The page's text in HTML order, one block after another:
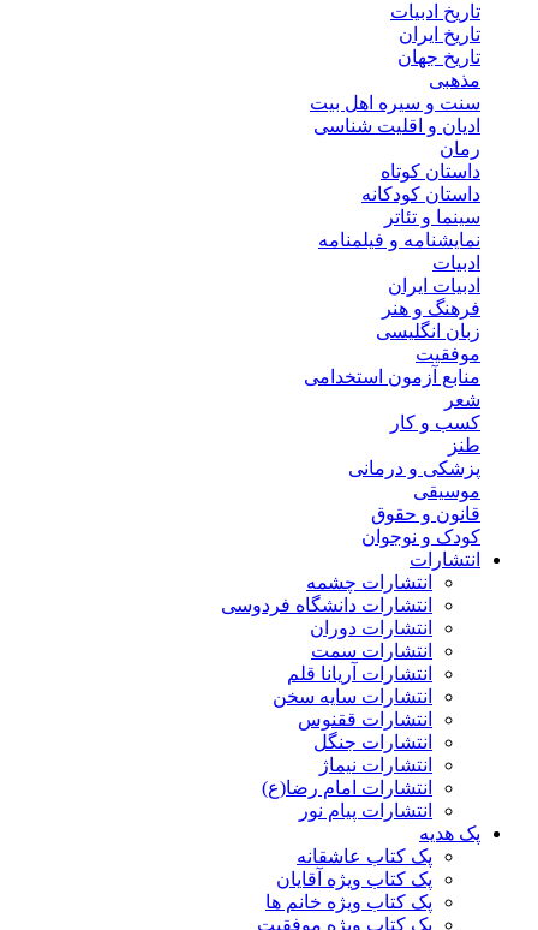
تاریخ ادبیات
تاریخ ایران
تاریخ جهان
مذهبی
سنت و سیره اهل بیت
ادیان و اقلیت شناسی
رمان
داستان کوتاه
داستان کودکانه
سینما و تئاتر
نمایشنامه و فیلمنامه
ادبیات
ادبیات ایران
فرهنگ و هنر
زبان انگلیسی
موفقیت
منابع آزمون استخدامی
شعر
کسب و کار
طنز
پزشکی و درمانی
موسیقی
قانون و حقوق
کودک و نوجوان
انتشارات
انتشارات چشمه
انتشارات دانشگاه فردوسی
انتشارات دوران
انتشارات سمت
انتشارات آریانا قلم
انتشارات سایه سخن
انتشارات ققنوس
انتشارات جنگل
انتشارات نیماژ
انتشارات امام رضا(ع)
انتشارات پیام نور
پک هدیه
پک کتاب عاشقانه
پک کتاب ویژه آقایان
پک کتاب ویژه خانم ها
پک کتاب ویژه موفقیت